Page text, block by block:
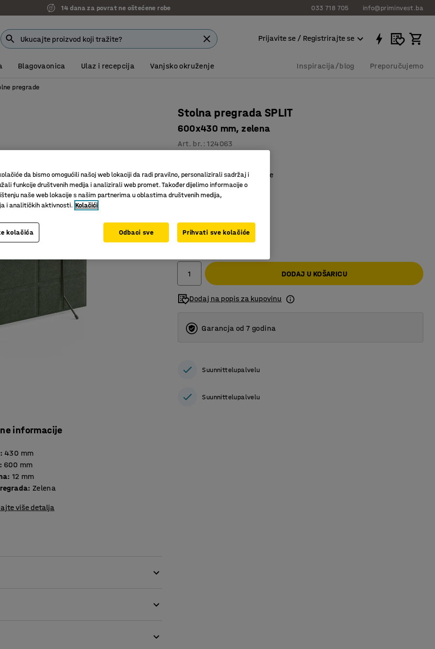
14 dana za povrat ne oštećene robe 033 718 705 info@priminvest.ba
Prijavite se / Registrirajte se
Blagovaonica Ulaz i recepcija Vanjsko okruženje Inspiracija/blog Preporučujemo
pregrade
informacije
: 430 mm
: 600 mm
: 12 mm
: Zelena
više detalja
ugodan osjećaj.
ili školama.
Stolna pregrada SPLIT
600x430 mm, zelena
Art. br. :124063
Fleksibilno pregrađivanje
Djelomično upijaju buku
75,00 KM
DODAJ U KOŠARICU
Dodaj na popis za kupovinu
Garancja od 7 godina
Suunnittelupalvelu
Suunnittelupalvelu
da bismo omogućili našoj web lokaciji da radi pravilno, personalizirali sadržaj i
funkcije društvenih medija i analizirali web promet. Također dijelimo informacije o
naše web lokacije s našim partnerima u oblastima društvenih medija,
i analitičkih aktivnosti. Kolačići
kolačića Odbaci sve Prihvati sve kolačiće